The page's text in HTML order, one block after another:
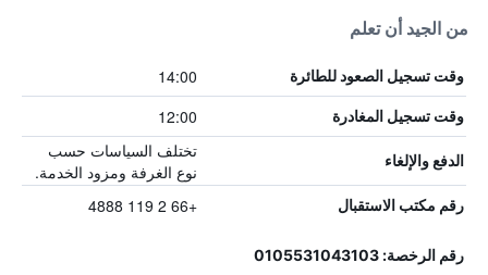
من الجيد أن تعلم
وقت تسجيل الصعود للطائرة 14:00
وقت تسجيل المغادرة 12:00
الدفع والإلغاء
تختلف السياسات حسب
نوع الغرفة ومزود الخدمة.
رقم مكتب الاستقبال +66 2 119 4888
رقم الرخصة: 0105531043103